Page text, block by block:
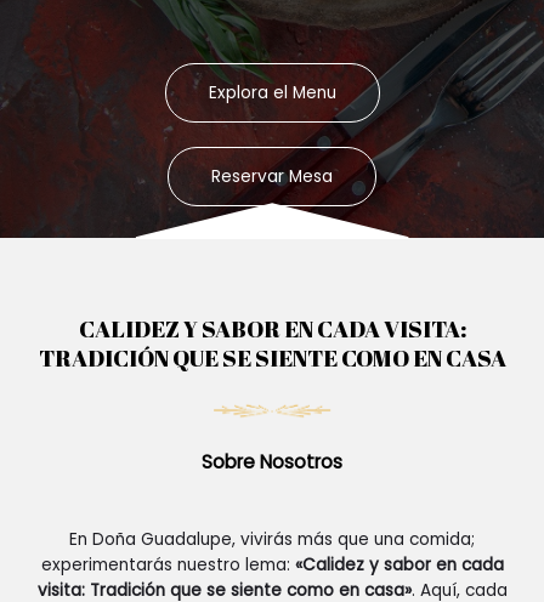
Explora el Menu
Reservar Mesa
CALIDEZ Y SABOR EN CADA VISITA:
TRADICIÓN QUE SE SIENTE COMO EN CASA
Sobre Nosotros
En Doña Guadalupe, vivirás más que una comida;
experimentarás nuestro lema: «Calidez y sabor en cada
visita: Tradición que se siente como en casa». Aquí, cada